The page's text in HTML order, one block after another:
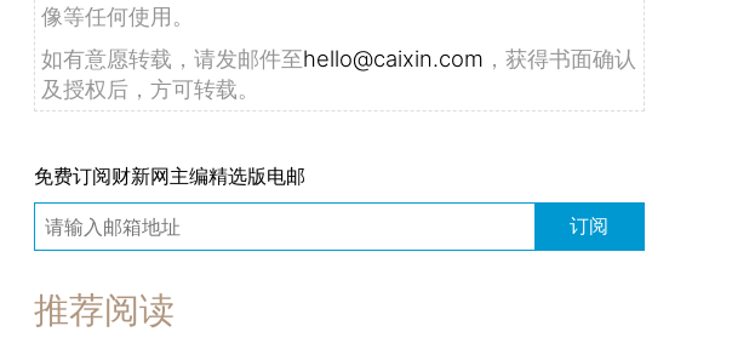
像等任何使用。
如有意愿转载，请发邮件至hello@caixin.com ，获得书面确认
及授权后，方可转载。
免费订阅财新网主编精选版电邮
订阅
推荐阅读